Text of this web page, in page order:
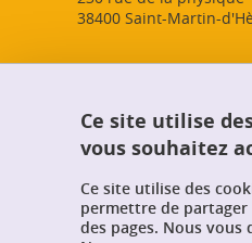
38400 Saint-Martin-
Ce site utilise
vous souhaitez
Ce site utilise des
permettre de partager
des pages. Nous vous